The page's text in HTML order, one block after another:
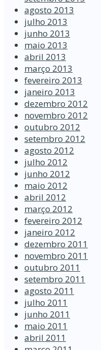
agosto 2013
julho 2013
junho 2013
maio 2013
abril 2013
março 2013
fevereiro 2013
janeiro 2013
dezembro 2012
novembro 2012
outubro 2012
setembro 2012
agosto 2012
julho 2012
junho 2012
maio 2012
abril 2012
março 2012
fevereiro 2012
janeiro 2012
dezembro 2011
novembro 2011
outubro 2011
setembro 2011
agosto 2011
julho 2011
junho 2011
maio 2011
abril 2011